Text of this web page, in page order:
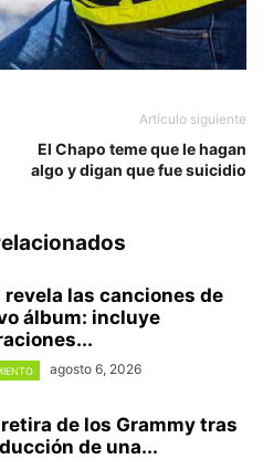
Artículo siguiente
El Chapo teme que le hagan
algo y digan que fue suicidio
revela las canciones de
álbum: incluye
agosto 6, 2026
retira de los Grammy tras
de una...